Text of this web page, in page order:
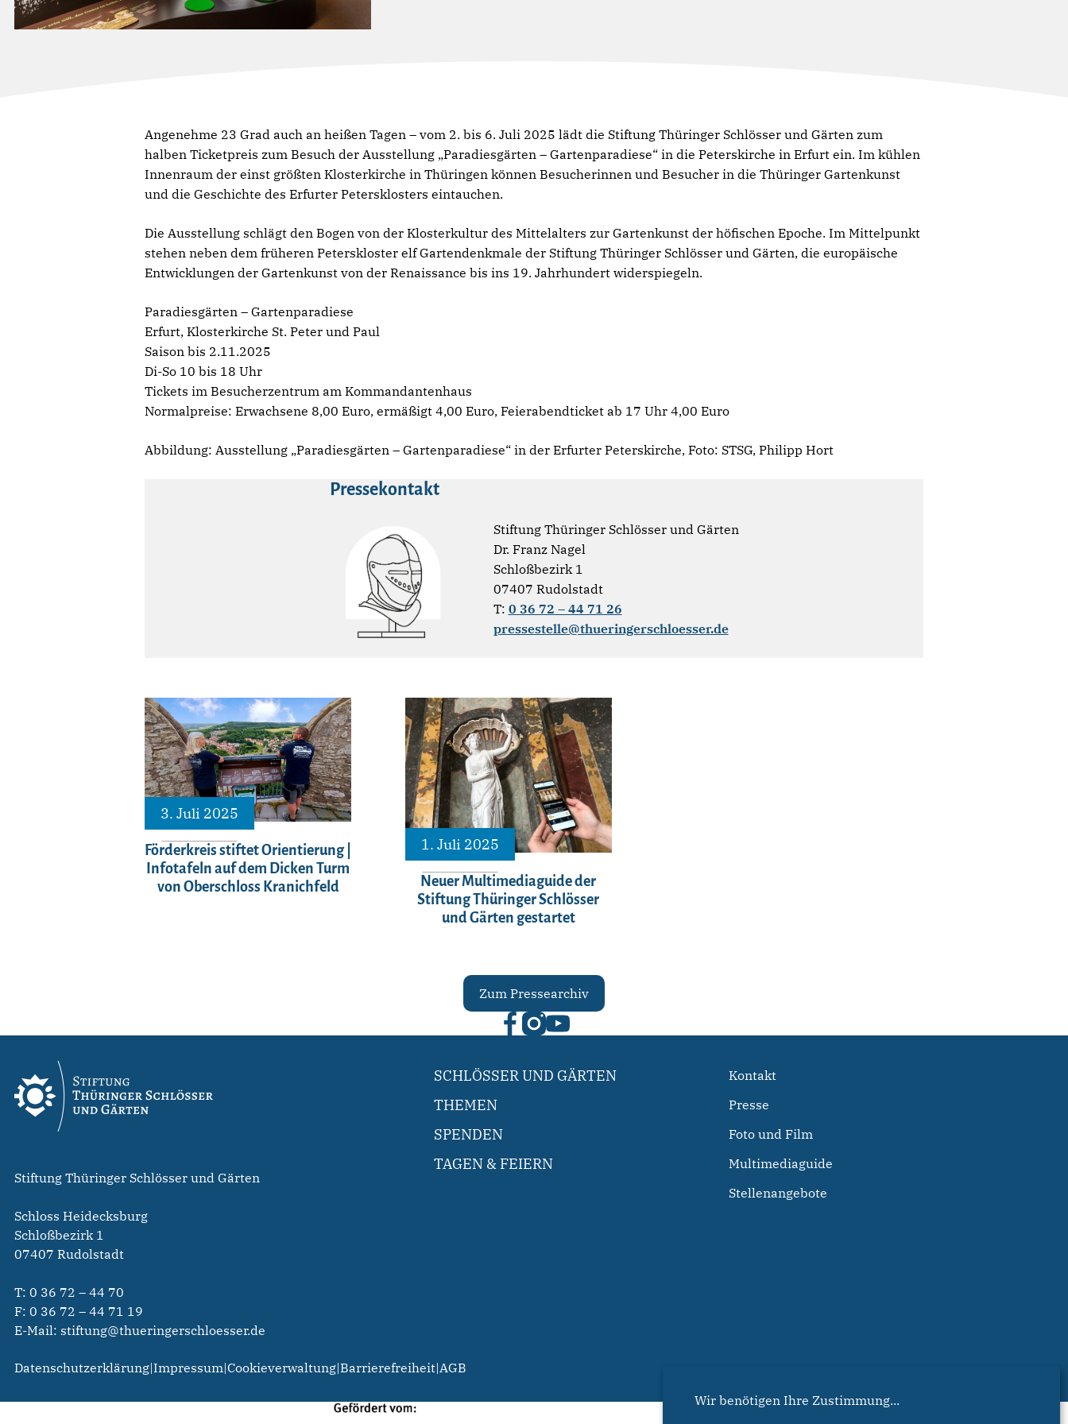
Angenehme 23 Grad auch an heißen Tagen – vom 2. bis 6. Juli 2025 lädt die Stiftung Thüringer Schlösser und Gärten zum
halben Ticketpreis zum Besuch der Ausstellung „Paradiesgärten – Gartenparadiese“ in die Peterskirche in Erfurt ein. Im kühlen
Innenraum der einst größten Klosterkirche in Thüringen können Besucherinnen und Besucher in die Thüringer Gartenkunst
und die Geschichte des Erfurter Petersklosters eintauchen.
Die Ausstellung schlägt den Bogen von der Klosterkultur des Mittelalters zur Gartenkunst der höfischen Epoche. Im Mittelpunkt
stehen neben dem früheren Peterskloster elf Gartendenkmale der Stiftung Thüringer Schlösser und Gärten, die europäische
Entwicklungen der Gartenkunst von der Renaissance bis ins 19. Jahrhundert widerspiegeln.
Paradiesgärten – Gartenparadiese
Erfurt, Klosterkirche St. Peter und Paul
Saison bis 2.11.2025
Di-So 10 bis 18 Uhr
Tickets im Besucherzentrum am Kommandantenhaus
Normalpreise: Erwachsene 8,00 Euro, ermäßigt 4,00 Euro, Feierabendticket ab 17 Uhr 4,00 Euro
Abbildung: Ausstellung „Paradiesgärten – Gartenparadiese“ in der Erfurter Peterskirche, Foto: STSG, Philipp Hort
Pressekontakt
Stiftung Thüringer Schlösser und Gärten
Dr. Franz Nagel
Schloßbezirk 1
07407 Rudolstadt
T: 0 36 72 – 44 71 26
pressestelle@thueringerschloesser.de
3. Juli 2025
Förderkreis stiftet Orientierung |
Infotafeln auf dem Dicken Turm
von Oberschloss Kranichfeld
1. Juli 2025
Neuer Multimediaguide der
Stiftung Thüringer Schlösser
und Gärten gestartet
Zum Pressearchiv
Stiftung Thüringer Schlösser und Gärten
Schloss Heidecksburg
Schloßbezirk 1
07407 Rudolstadt
T: 0 36 72 – 44 70
F: 0 36 72 – 44 71 19
E-Mail: stiftung@thueringerschloesser.de
SCHLÖSSER UND GÄRTEN
THEMEN
SPENDEN
TAGEN & FEIERN
Kontakt
Presse
Foto und Film
Multimediaguide
Stellenangebote
Datenschutzerklärung|Impressum|Cookieverwaltung|Barrierefreiheit|AGB
Wir benötigen Ihre Zustimmung...